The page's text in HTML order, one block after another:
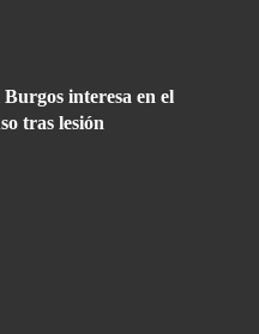
interesa en el
tras lesión